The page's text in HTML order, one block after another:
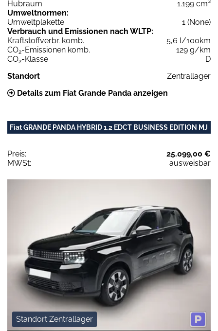
Hubraum
1.199 cm³
Umweltnormen:
Umweltplakette
1 (None)
Verbrauch und Emissionen nach WLTP:
Kraftstoffverbr. komb.
5,6 l/100km
CO2-Emissionen komb.
129 g/km
CO2-Klasse
D
Standort
Zentrallager
Details zum Fiat Grande Panda anzeigen
Fiat GRANDE PANDA HYBRID 1.2 EDCT BUSINESS EDITION MJ
Preis:
25.099,00 €
MWSt:
ausweisbar
Standort Zentrallager